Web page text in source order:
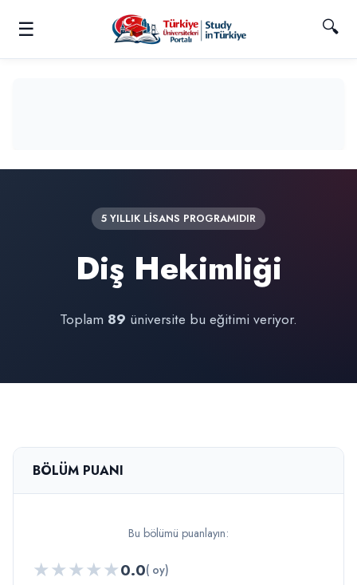
☰ 🔍
5 YILLIK LİSANS PROGRAMIDIR
Diş Hekimliği
Toplam 89 üniversite bu eğitimi veriyor.
BÖLÜM PUANI
Bu bölümü puanlayın:
★★★★★0.0( oy)